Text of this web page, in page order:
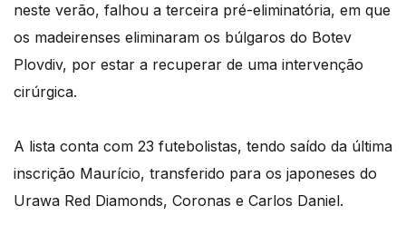
neste verão, falhou a terceira pré-eliminatória, em que
os madeirenses eliminaram os búlgaros do Botev
Plovdiv, por estar a recuperar de uma intervenção
cirúrgica.
A lista conta com 23 futebolistas, tendo saído da última
inscrição Maurício, transferido para os japoneses do
Urawa Red Diamonds, Coronas e Carlos Daniel.